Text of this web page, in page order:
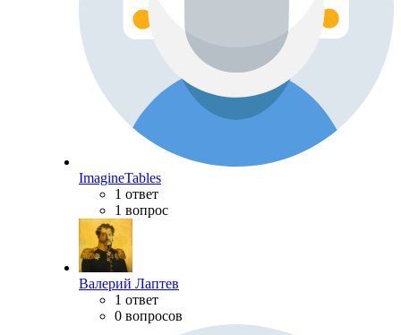
ImagineTables
1 ответ
1 вопрос
Валерий Лаптев
1 ответ
0 вопросов